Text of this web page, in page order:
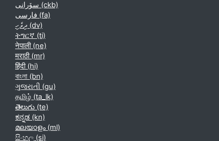
سۆرانی ‎(ckb)‎
فارسی ‎(fa)‎
ދިވެހި ‎(dv)‎
ትግርኛ ‎(ti)‎
नेपाली ‎(ne)‎
मराठी ‎(mr)‎
हिंदी ‎(hi)‎
বাংলা ‎(bn)‎
ગુજરાતી ‎(gu)‎
தமிழ் ‎(ta_lk)‎
తెలుగు ‎(te)‎
ಕನ್ನಡ ‎(kn)‎
മലയാളം ‎(ml)‎
සිංහල ‎(si)‎